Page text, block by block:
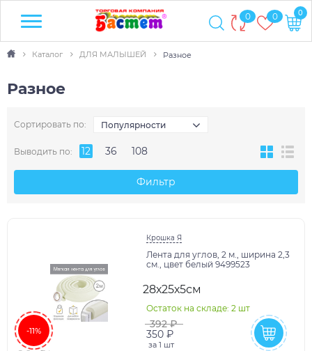
0 0 0
Каталог ДЛЯ МАЛЫШЕЙ Разное
Разное
Сортировать по: Популярности
Выводить по: 12 36 108
Фильтр
-11%
Крошка Я
Лента для углов, 2 м., ширина 2,3
см., цвет белый 9499523
28х25х5см
Остаток на складе: 2 шт
392 ₽
350 ₽
за 1 шт